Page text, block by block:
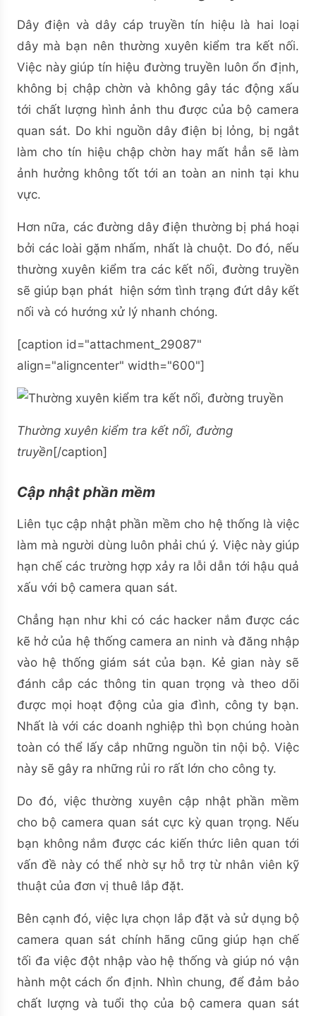
Dây điện và dây cáp truyền tín hiệu là hai loại
dây mà bạn nên thường xuyên kiểm tra kết nối.
Việc này giúp tín hiệu đường truyền luôn ổn định,
không bị chập chờn và không gây tác động xấu
tới chất lượng hình ảnh thu được của bộ camera
quan sát. Do khi nguồn dây điện bị lỏng, bị ngắt
làm cho tín hiệu chập chờn hay mất hẳn sẽ làm
ảnh hưởng không tốt tới an toàn an ninh tại khu
vực.
Hơn nữa, các đường dây điện thường bị phá hoại
bởi các loài gặm nhấm, nhất là chuột. Do đó, nếu
thường xuyên kiểm tra các kết nối, đường truyền
sẽ giúp bạn phát hiện sớm tình trạng đứt dây kết
nối và có hướng xử lý nhanh chóng.
[caption id="attachment_29087"
align="aligncenter" width="600"]
Thường xuyên kiểm tra kết nối, đường
truyền[/caption]
Cập nhật phần mềm
Liên tục cập nhật phần mềm cho hệ thống là việc
làm mà người dùng luôn phải chú ý. Việc này giúp
hạn chế các trường hợp xảy ra lỗi dẫn tới hậu quả
xấu với bộ camera quan sát.
Chẳng hạn như khi có các hacker nắm được các
kẽ hở của hệ thống camera an ninh và đăng nhập
vào hệ thống giám sát của bạn. Kẻ gian này sẽ
đánh cắp các thông tin quan trọng và theo dõi
được mọi hoạt động của gia đình, công ty bạn.
Nhất là với các doanh nghiệp thì bọn chúng hoàn
toàn có thể lấy cắp những nguồn tin nội bộ. Việc
này sẽ gây ra những rủi ro rất lớn cho công ty.
Do đó, việc thường xuyên cập nhật phần mềm
cho bộ camera quan sát cực kỳ quan trọng. Nếu
bạn không nắm được các kiến thức liên quan tới
vấn đề này có thể nhờ sự hỗ trợ từ nhân viên kỹ
thuật của đơn vị thuê lắp đặt.
Bên cạnh đó, việc lựa chọn lắp đặt và sử dụng bộ
camera quan sát chính hãng cũng giúp hạn chế
tối đa việc đột nhập vào hệ thống và giúp nó vận
hành một cách ổn định. Nhìn chung, để đảm bảo
chất lượng và tuổi thọ của bộ camera quan sát